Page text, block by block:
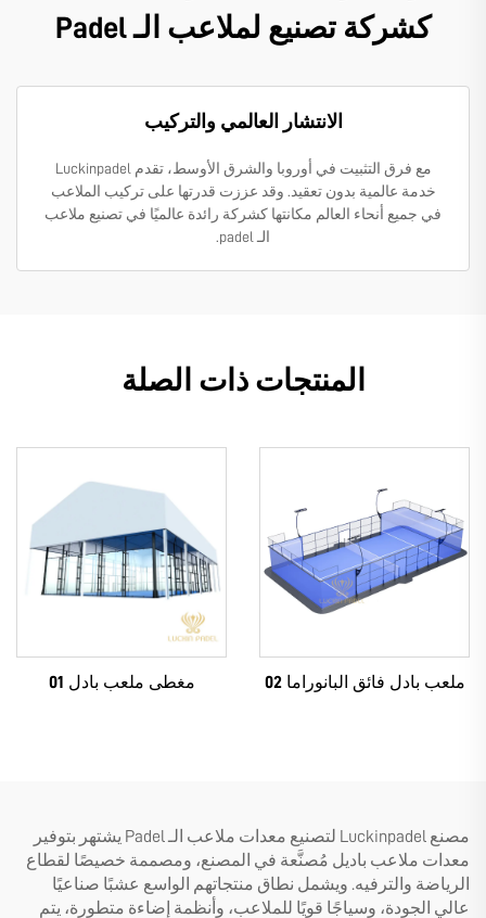
كشركة تصنيع لملاعب الـ Padel
الانتشار العالمي والتركيب
مع فرق التثبيت في أوروبا والشرق الأوسط، تقدم Luckinpadel
خدمة عالمية بدون تعقيد. وقد عززت قدرتها على تركيب الملاعب
في جميع أنحاء العالم مكانتها كشركة رائدة عالميًا في تصنيع ملاعب
الـ padel.
المنتجات ذات الصلة
ملعب بادل فائق البانوراما 02 مغطى ملعب بادل 01
مصنع Luckinpadel لتصنيع معدات ملاعب الـ Padel يشتهر بتوفير
معدات ملاعب باديل مُصنَّعة في المصنع، ومصممة خصيصًا لقطاع
الرياضة والترفيه. ويشمل نطاق منتجاتهم الواسع عشبًا صناعيًا
عالي الجودة، وسياجًا قويًا للملاعب، وأنظمة إضاءة متطورة، يتم